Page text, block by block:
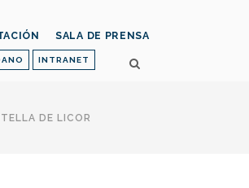
INTRANET
SALA DE PRENSA
DE LICOR